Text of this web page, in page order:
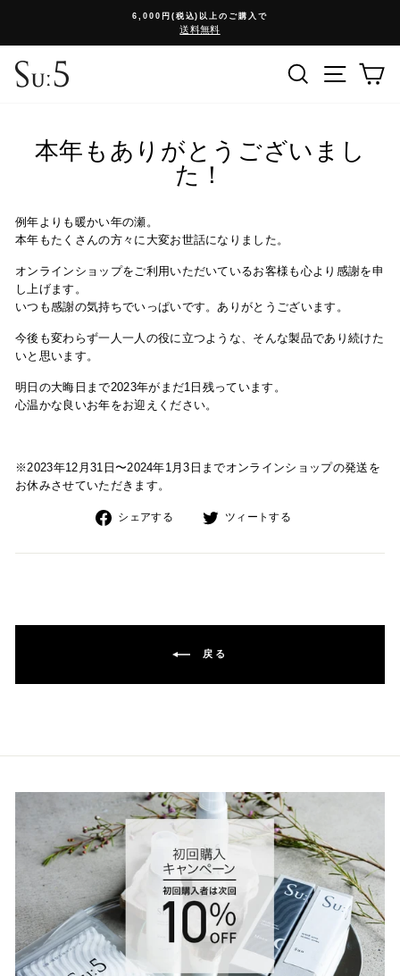
テ
停
初回購入次回10%OFFクーポン
検索 メニ
本年もありがとうございまし
た！
例年よりも暖かい年の瀬。
本年もたくさんの方々に大変お世話になりました。
オンラインショップをご利用いただいているお客様も心より感謝を申
し上げます。
いつも感謝の気持ちでいっぱいです。ありがとうございます。
今後も変わらず一人一人の役に立つような、そんな製品であり続けた
いと思います。
明日の大晦日まで2023年がまだ1日残っています。
心温かな良いお年をお迎えください。
※2023年12月31日〜2024年1月3日までオンラインショップの発送を
お休みさせていただきます。
シェアする
Facebook
シ
ツィートする
シ
戻る